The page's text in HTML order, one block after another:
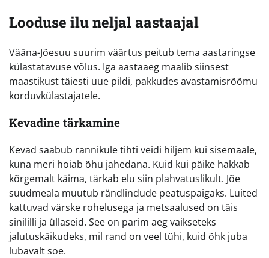
Looduse ilu neljal aastaajal
Vääna-Jõesuu suurim väärtus peitub tema aastaringse
külastatavuse võlus. Iga aastaaeg maalib siinsest
maastikust täiesti uue pildi, pakkudes avastamisrõõmu
korduvkülastajatele.
Kevadine tärkamine
Kevad saabub rannikule tihti veidi hiljem kui sisemaale,
kuna meri hoiab õhu jahedana. Kuid kui päike hakkab
kõrgemalt käima, tärkab elu siin plahvatuslikult. Jõe
suudmeala muutub rändlindude peatuspaigaks. Luited
kattuvad värske rohelusega ja metsaalused on täis
sinililli ja üllaseid. See on parim aeg vaikseteks
jalutuskäikudeks, mil rand on veel tühi, kuid õhk juba
lubavalt soe.